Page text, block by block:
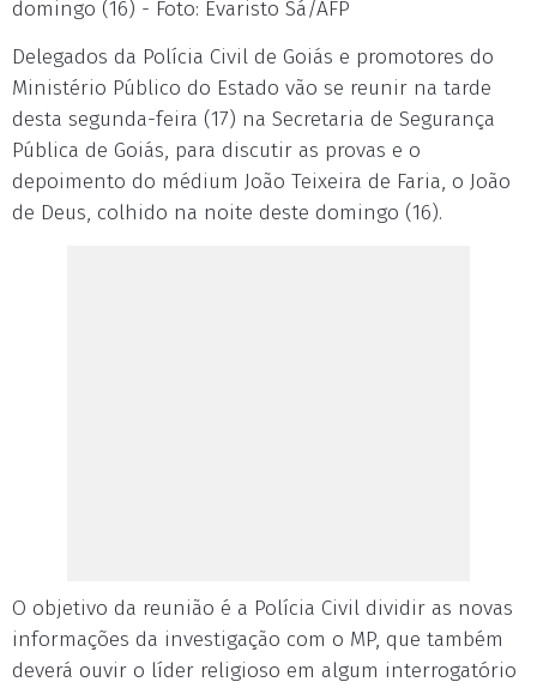
domingo (16) - Foto: Evaristo Sá/AFP
Delegados da Polícia Civil de Goiás e promotores do
Ministério Público do Estado vão se reunir na tarde
desta segunda-feira (17) na Secretaria de Segurança
Pública de Goiás, para discutir as provas e o
depoimento do médium João Teixeira de Faria, o João
de Deus, colhido na noite deste domingo (16).
O objetivo da reunião é a Polícia Civil dividir as novas
informações da investigação com o MP, que também
deverá ouvir o líder religioso em algum interrogatório